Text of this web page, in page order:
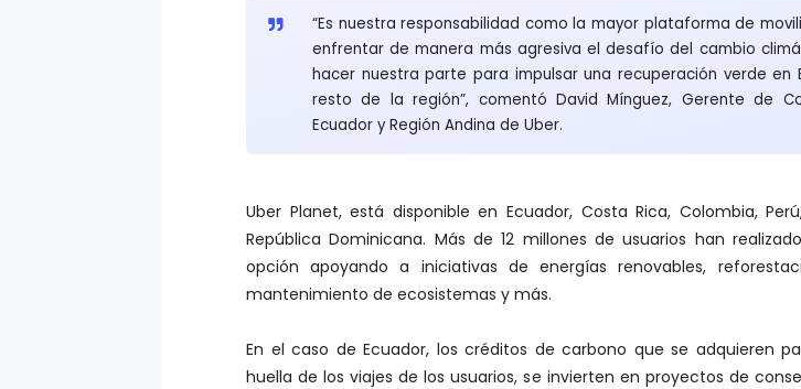
“Es nuestra responsabilidad como la mayor plataforma de
enfrentar de manera más agresiva el desafío del cambio
hacer nuestra parte para impulsar una recuperación verde en
resto de la región”, comentó David Mínguez, Gerente de
Ecuador y Región Andina de Uber.
Uber Planet, está disponible en Ecuador, Costa Rica, Colombia,
República Dominicana. Más de 12 millones de usuarios han
opción apoyando a iniciativas de energías renovables,
mantenimiento de ecosistemas y más.
En el caso de Ecuador, los créditos de carbono que se adquieren
huella de los viajes de los usuarios, se invierten en proyectos de